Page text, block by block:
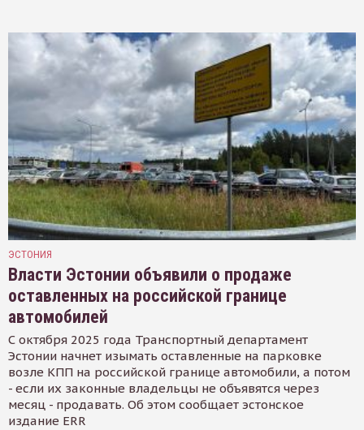
ЭСТОНИЯ
Власти Эстонии объявили о продаже
оставленных на российской границе
автомобилей
С октября 2025 года Транспортный департамент
Эстонии начнет изымать оставленные на парковке
возле КПП на российской границе автомобили, а потом
- если их законные владельцы не объявятся через
месяц - продавать. Об этом сообщает эстонское
издание ERR